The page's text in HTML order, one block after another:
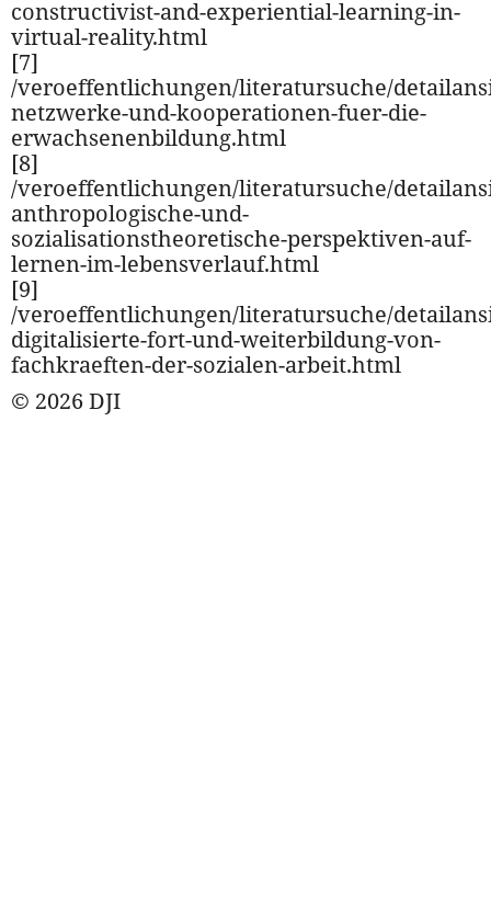
constructivist-and-experiential-learning-in-
virtual-reality.html
[7]
/veroeffentlichungen/literatursuche/
netzwerke-und-kooperationen-fuer-die-
erwachsenenbildung.html
[8]
/veroeffentlichungen/literatursuche/
anthropologische-und-
sozialisationstheoretische-perspektiven-auf-
lernen-im-lebensverlauf.html
[9]
/veroeffentlichungen/literatursuche/
digitalisierte-fort-und-weiterbildung-von-
fachkraeften-der-sozialen-arbeit.html
© 2026 DJI